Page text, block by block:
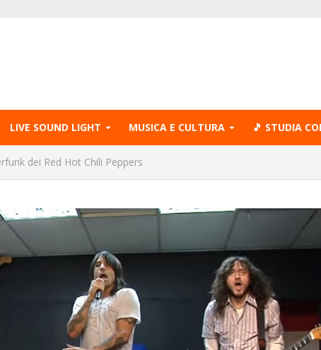
LIVE SOUND LIGHT MUSICA E CULTURA 🎵 STUDIA
dei Red Hot Chili Peppers